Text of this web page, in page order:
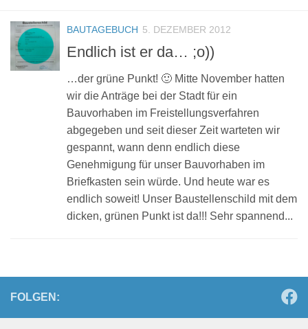
BAUTAGEBUCH 5. DEZEMBER 2012
Endlich ist er da… ;o))
…der grüne Punkt! 🙂 Mitte November hatten
wir die Anträge bei der Stadt für ein
Bauvorhaben im Freistellungsverfahren
abgegeben und seit dieser Zeit warteten wir
gespannt, wann denn endlich diese
Genehmigung für unser Bauvorhaben im
Briefkasten sein würde. Und heute war es
endlich soweit! Unser Baustellenschild mit dem
dicken, grünen Punkt ist da!!! Sehr spannend...
FOLGEN: